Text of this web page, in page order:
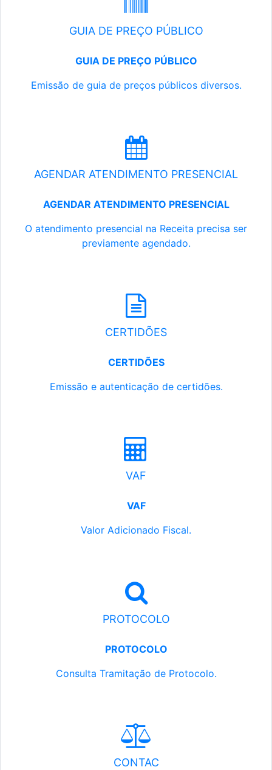
GUIA DE PREÇO PÚBLICO
GUIA DE PREÇO PÚBLICO
Emissão de guia de preços públicos diversos.
AGENDAR ATENDIMENTO PRESENCIAL
AGENDAR ATENDIMENTO PRESENCIAL
O atendimento presencial na Receita precisa ser
previamente agendado.
CERTIDÕES
CERTIDÕES
Emissão e autenticação de certidões.
VAF
VAF
Valor Adicionado Fiscal.
PROTOCOLO
PROTOCOLO
Consulta Tramitação de Protocolo.
CONTAC